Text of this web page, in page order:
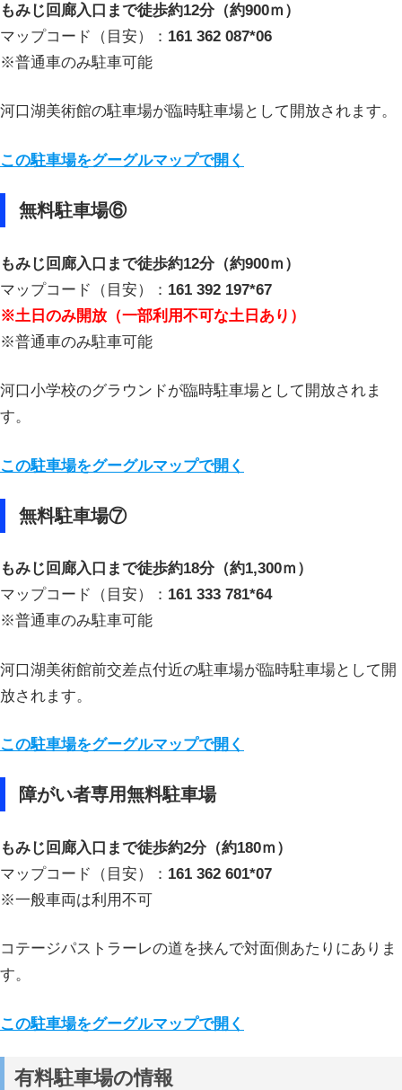
もみじ回廊入口まで徒歩約12分（約900ｍ）
マップコード（目安）： 161 362 087*06
※普通車のみ駐車可能
河口湖美術館の駐車場が臨時駐車場として開放されます。
この駐車場をグーグルマップで開く
無料駐車場⑥
もみじ回廊入口まで徒歩約12分（約900ｍ）
マップコード（目安）： 161 392 197*67
※土日のみ開放（一部利用不可な土日あり）
※普通車のみ駐車可能
河口小学校のグラウンドが臨時駐車場として開放されま
す。
この駐車場をグーグルマップで開く
無料駐車場⑦
もみじ回廊入口まで徒歩約18分（約1,300ｍ）
マップコード（目安）： 161 333 781*64
※普通車のみ駐車可能
河口湖美術館前交差点付近の駐車場が臨時駐車場として開
放されます。
この駐車場をグーグルマップで開く
障がい者専用無料駐車場
もみじ回廊入口まで徒歩約2分（約180ｍ）
マップコード（目安）： 161 362 601*07
※一般車両は利用不可
コテージパストラーレの道を挟んで対面側あたりにありま
す。
この駐車場をグーグルマップで開く
有料駐車場の情報